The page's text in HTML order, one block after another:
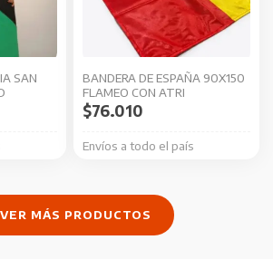
SAN
BANDERA DE ESPAÑA 90X150
FLAMEO CON ATRI
Envíos a todo el país
$76.010
MÁS PRODUCTOS